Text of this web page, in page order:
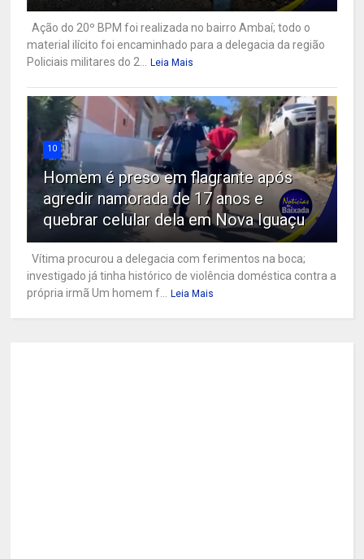
Ação do 20º BPM foi realizada no bairro Ambaí; todo o
material ilícito foi encaminhado para a delegacia da região
Policiais militares do 2... Leia Mais
10
Homem é preso em flagrante após
agredir namorada de 17 anos e
quebrar celular dela em Nova Iguaçu
Vítima procurou a delegacia com ferimentos na boca;
investigado já tinha histórico de violência doméstica contra a
própria irmã Um homem f... Leia Mais